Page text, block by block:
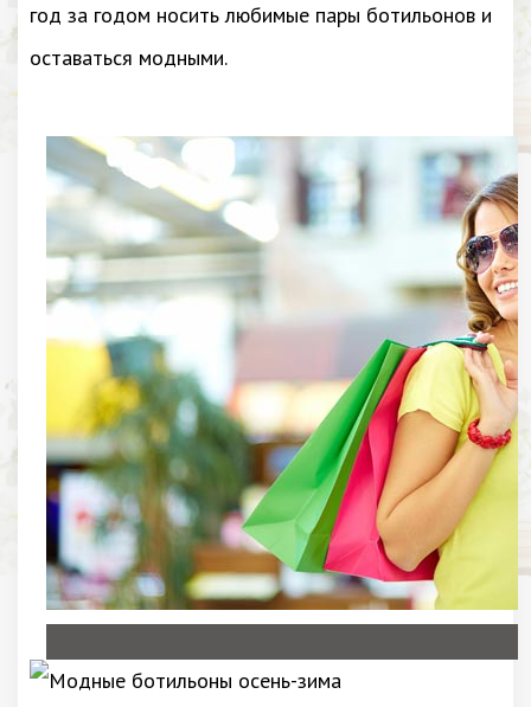
год за годом носить любимые пары ботильонов и
оставаться модными.